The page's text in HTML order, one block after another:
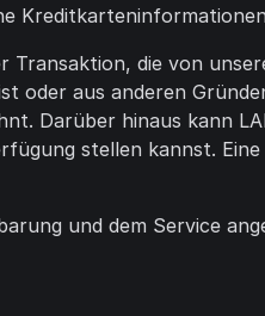
die von
oder aus anderen
Darüber hinaus kann
stellen kannst.
und dem Service